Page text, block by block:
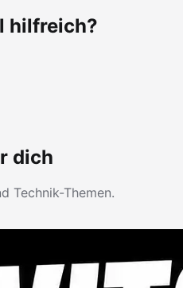
hilfreich?
dich
Technik-Themen.